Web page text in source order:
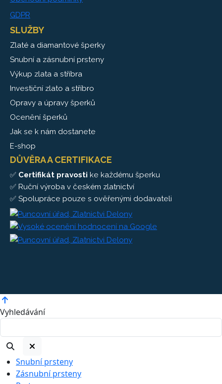
GDPR
SLUŽBY
Zlaté a diamantové šperky
Snubní a zásnubní prsteny
Výkup zlata a stříbra
Investiční zlato a stříbro
Opravy a úpravy šperků
Ocenění šperků
Jak se k nám dostanete
E-shop
DŮVĚRA A CERTIFIKACE
✅ Certifikát pravosti ke každému šperku
✅ Ruční výroba v českém zlatnictví
✅ Spolupráce pouze s ověřenými dodavateli
Vyhledávání
Snubní prsteny
Zásnubní prsteny